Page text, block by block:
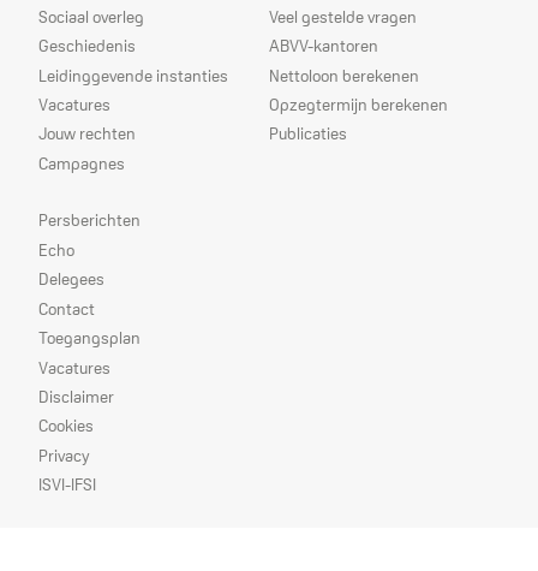
Sociaal overleg
Geschiedenis
Leidinggevende instanties
Vacatures
Jouw rechten
Campagnes
Veel gestelde vragen
ABVV-kantoren
Nettoloon berekenen
Opzegtermijn berekenen
Publicaties
Prioriteiten
Persberichten
Echo
Delegees
Contact
Toegangsplan
Vacatures
Disclaimer
Cookies
Privacy
ISVI-IFSI